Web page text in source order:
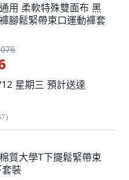
用 柔軟特殊雙面布 黑
腳鬆緊帶束口運動褲套
星期三 預計送達
)
質大學T下擺鬆緊帶束
裝